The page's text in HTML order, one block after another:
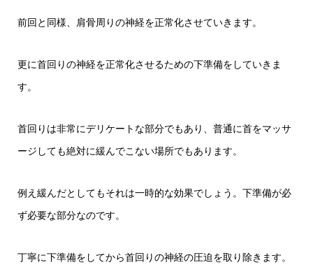
前回と同様、肩骨周りの神経を正常化させていきます。
更に首回りの神経を正常化させるための下準備をしていきま
す。
首回りは非常にデリケートな部分でもあり、普通に首をマッサ
ージしても絶対に緩んでこない場所でもあります。
例え緩んだとしてもそれは一時的な効果でしょう。下準備が必
ず必要な部分なのです。
丁寧に下準備をしてから首回りの神経の圧迫を取り除きます。